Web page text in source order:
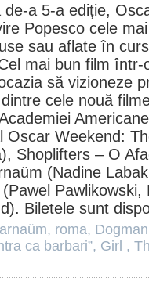
de-a 5-a ediție,
Popesco cele
sau aflate în
mai bun film într-
să vizioneze
cele nouă
Oscar Weekend:
Shoplifters – O
(Nadine
Biletele sunt
, roma,
ca barbari”, Girl ,